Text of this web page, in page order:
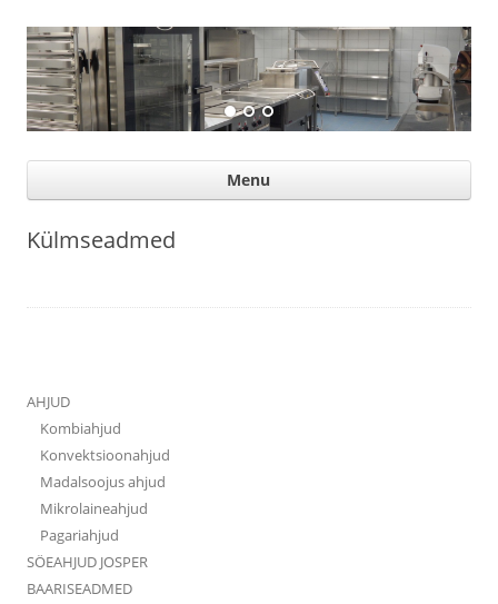
Suurköögiseadmed
Professional help for proffs
Menu
Külmseadmed
AHJUD
Kombiahjud
Konvektsioonahjud
Madalsoojus ahjud
Mikrolaineahjud
Pagariahjud
SÖEAHJUD JOSPER
BAARISEADMED